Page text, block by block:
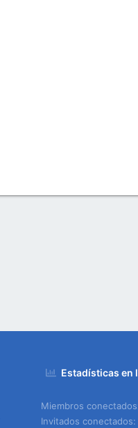
Estadísticas en
Miembros conectados
Invitados conectados